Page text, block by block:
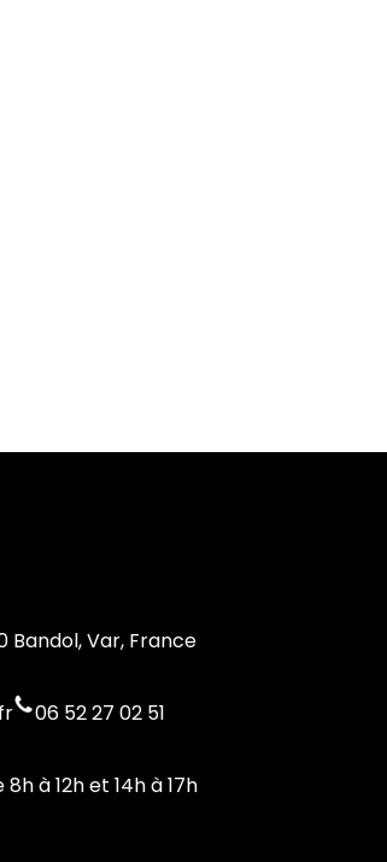
Bandol, Var, France
06 52 27 02 51
à 12h et 14h à 17h